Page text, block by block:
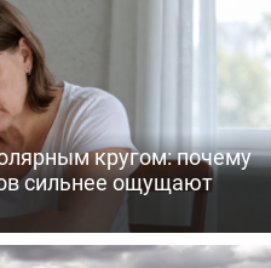
кругом: почему
сильнее ощущают